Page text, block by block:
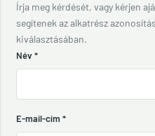
Írja meg kérdését, vagy kérjen
segítenek az alkatrész
kiválasztásában.
Név *
E-mail-cím *